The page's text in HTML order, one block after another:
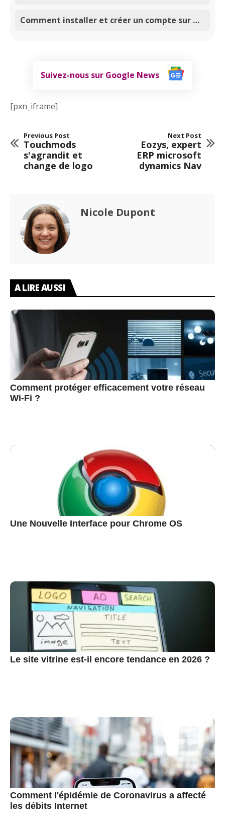
Comment installer et créer un compte sur Google Search Console ?
Suivez-nous sur Google News
[pxn_iframe]
Previous Post
Touchmods
s'agrandit et
change de logo
Next Post
Eozys, expert
ERP microsoft
dynamics Nav
Nicole Dupont
A LIRE AUSSI
Comment protéger efficacement votre réseau
Wi-Fi ?
Une Nouvelle Interface pour Chrome OS
Le site vitrine est-il encore tendance en 2026 ?
Comment l'épidémie de Coronavirus a affecté
les débits Internet